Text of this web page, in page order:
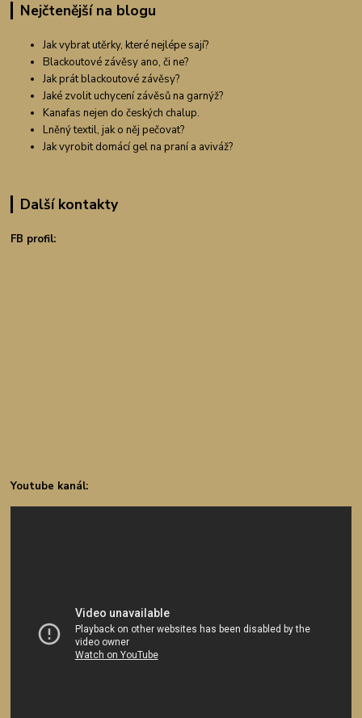
Nejčtenější na blogu
Jak vybrat utěrky, které nejlépe sají?
Blackoutové závěsy ano, či ne?
Jak prát blackoutové závěsy?
Jaké zvolit uchycení závěsů na garnýž?
Kanafas nejen do českých chalup.
Lněný textil, jak o něj pečovat?
Jak vyrobit domácí gel na praní a aviváž?
Další kontakty
FB profil:
Youtube kanál: